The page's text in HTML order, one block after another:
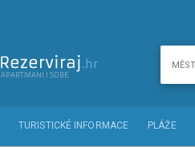
TURISTICKÉ INFORMACE PLÁŽE